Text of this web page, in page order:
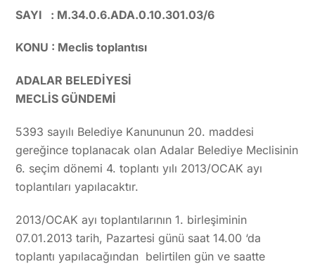
SAYI : M.34.0.6.ADA.0.10.301.03/6
KONU : Meclis toplantısı
ADALAR BELEDİYESİ
MECLİS GÜNDEMİ
5393 sayılı Belediye Kanununun 20. maddesi
gereğince toplanacak olan Adalar Belediye Meclisinin
6. seçim dönemi 4. toplantı yılı 2013/OCAK ayı
toplantıları yapılacaktır.
2013/OCAK ayı toplantılarının 1. birleşiminin
07.01.2013 tarih, Pazartesi günü saat 14.00 ‘da
toplantı yapılacağından belirtilen gün ve saatte